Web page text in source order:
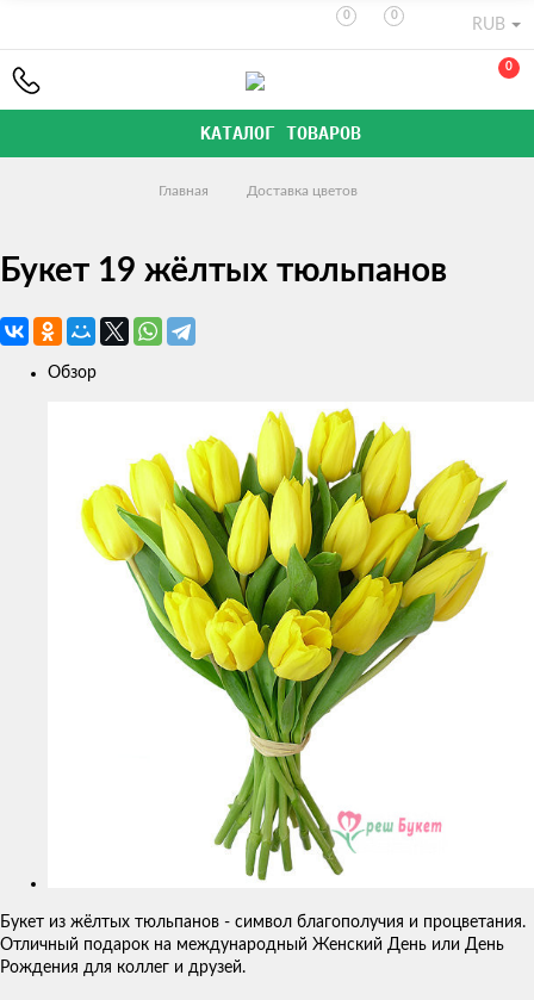
0 0
RUB
0
КАТАЛОГ ТОВАРОВ
Главная Доставка цветов
Букет 19 жёлтых тюльпанов
Обзор
Букет из жёлтых тюльпанов - символ благополучия и процветания.
Отличный подарок на международный Женский День или День
Рождения для коллег и друзей.